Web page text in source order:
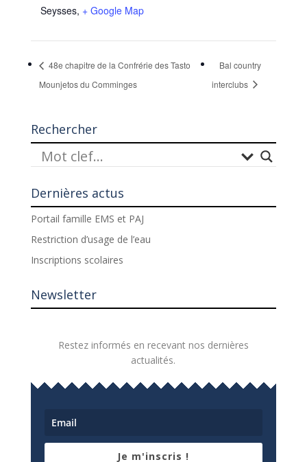
Seysses, + Google Map
48e chapitre de la Confrérie des Tasto
Mounjetos du Comminges
Bal country
interclubs
Rechercher
Dernières actus
Portail famille EMS et PAJ
Restriction d’usage de l’eau
Inscriptions scolaires
Newsletter
Restez informés en recevant nos dernières
actualités.
Je m'inscris !